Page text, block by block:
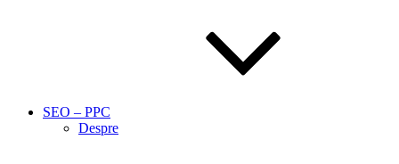
SEO – PPC
Despre